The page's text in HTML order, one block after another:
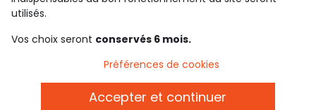
Conditions d’utilisation des réseaux sociaux
Politique de confidentialité
Cookies et données personnelles
Paramètres des cookies
utilisés.
Vos choix seront conservés 6 mois.
Préférences de cookies
Accepter et continuer